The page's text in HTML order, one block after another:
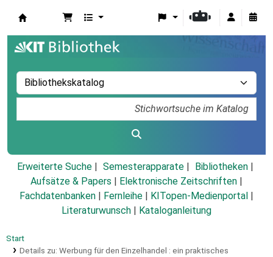
Erweiterte Suche Semesterapparate
Bibliotheken
Aufsätze & Papers
Elektronische Zeitschriften
Fachdatenbanken
Fernleihe KITopen-Medienportal
Literaturwunsch
Kataloganleitung
Start
Details zu: Werbung für den Einzelhandel : ein praktisches